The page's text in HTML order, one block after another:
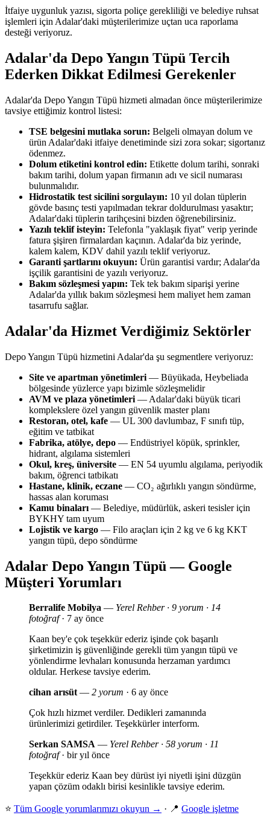
İtfaiye uygunluk yazısı, sigorta poliçe gerekliliği ve belediye ruhsat
işlemleri için Adalar'daki müşterilerimize uçtan uca raporlama
desteği veriyoruz.
Adalar'da Depo Yangın Tüpü Tercih
Ederken Dikkat Edilmesi Gerekenler
Adalar'da Depo Yangın Tüpü hizmeti almadan önce müşterilerimize
tavsiye ettiğimiz kontrol listesi:
TSE belgesini mutlaka sorun: Belgeli olmayan dolum ve
ürün Adalar'daki itfaiye denetiminde sizi zora sokar; sigortanız
ödenmez.
Dolum etiketini kontrol edin: Etikette dolum tarihi, sonraki
bakım tarihi, dolum yapan firmanın adı ve sicil numarası
bulunmalıdır.
Hidrostatik test sicilini sorgulayın: 10 yıl dolan tüplerin
gövde basınç testi yapılmadan tekrar doldurulması yasaktır;
Adalar'daki tüplerin tarihçesini bizden öğrenebilirsiniz.
Yazılı teklif isteyin: Telefonla "yaklaşık fiyat" verip yerinde
fatura şişiren firmalardan kaçının. Adalar'da biz yerinde,
kalem kalem, KDV dahil yazılı teklif veriyoruz.
Garanti şartlarını okuyun: Ürün garantisi vardır; Adalar'da
işçilik garantisini de yazılı veriyoruz.
Bakım sözleşmesi yapın: Tek tek bakım siparişi yerine
Adalar'da yıllık bakım sözleşmesi hem maliyet hem zaman
tasarrufu sağlar.
Adalar'da Hizmet Verdiğimiz Sektörler
Depo Yangın Tüpü hizmetini Adalar'da şu segmentlere veriyoruz:
Site ve apartman yönetimleri — Büyükada, Heybeliada
bölgesinde yüzlerce yapı bizimle sözleşmelidir
AVM ve plaza yönetimleri — Adalar'daki büyük ticari
komplekslere özel yangın güvenlik master planı
Restoran, otel, kafe — UL 300 davlumbaz, F sınıfı tüp,
eğitim ve tatbikat
Fabrika, atölye, depo — Endüstriyel köpük, sprinkler,
hidrant, algılama sistemleri
Okul, kreş, üniversite — EN 54 uyumlu algılama, periyodik
bakım, öğrenci tatbikatı
Hastane, klinik, eczane — CO₂ ağırlıklı yangın söndürme,
hassas alan koruması
Kamu binaları — Belediye, müdürlük, askeri tesisler için
BYKHY tam uyum
Lojistik ve kargo — Filo araçları için 2 kg ve 6 kg KKT
yangın tüpü, depo söndürme
Adalar Depo Yangın Tüpü — Google
Müşteri Yorumları
Berralife Mobilya — Yerel Rehber · 9 yorum · 14
fotoğraf· 7 ay önce
Kaan bey'e çok teşekkür ederiz işinde çok başarılı
şirketimizin iş güvenliğinde gerekli tüm yangın tüpü ve
yönlendirme levhaları konusunda herzaman yardımcı
oldular. Herkese tavsiye ederim.
cihan arısüt— 2 yorum · 6 ay önce
Çok hızlı hizmet verdiler. Dedikleri zamanında
ürünlerimizi getirdiler. Teşekkürler interform.
Serkan SAMSA — Yerel Rehber · 58 yorum · 11
fotoğraf· bir yıl önce
Teşekkür ederiz Kaan bey dürüst iyi niyetli işini düzgün
yapan çözüm odaklı birisi kesinlikle tavsiye ederim.
⭐ Tüm Google yorumlarımızı okuyun → · 📍 Google işletme